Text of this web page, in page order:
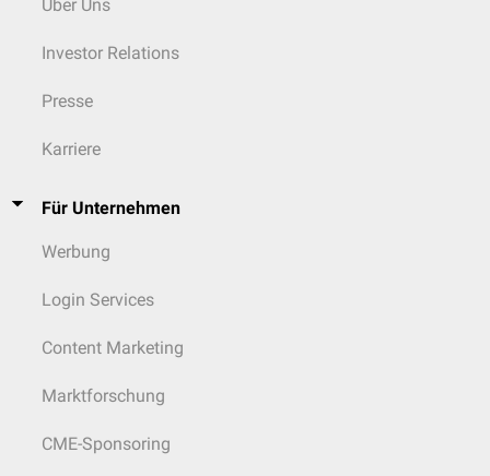
Über Uns
Investor Relations
Presse
Karriere
Für Unternehmen
Werbung
Login Services
Content Marketing
Marktforschung
CME-Sponsoring